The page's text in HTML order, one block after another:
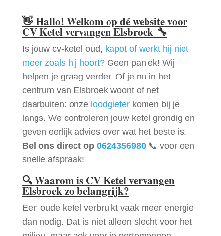
👋 Hallo! Welkom op dé website voor
CV Ketel vervangen Elsbroek🔧
Is jouw cv-ketel oud, kapot of werkt hij niet
meer zoals hij hoort?Geen paniek! Wij
helpen je graag verder. Of je nu in het
centrum van Elsbroek woont of net
daarbuiten: onze loodgieterkomen bij je
langs. We controleren jouw ketel grondig en
geven eerlijk advies over wat het beste is.
Bel ons direct op 0624356980📞 voor een
snelle afspraak!
🔍Waarom is CV Ketel vervangen
Elsbroek zo belangrijk?
Een oude ketel verbruikt vaak meer energie
dan nodig. Dat is niet alleen slecht voor het